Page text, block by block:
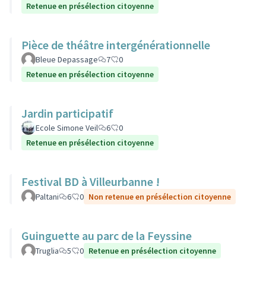
Retenue en présélection citoyenne
Pièce de théâtre intergénérationnelle
Bleue Depassage 7
0
Retenue en présélection citoyenne
Jardin participatif
Ecole Simone Veil 6
0
Retenue en présélection citoyenne
Festival BD à Villeurbanne !
Paltani 6 0 Non retenue en présélection citoyenne
Guinguette au parc de la Feyssine
Truglia 5 0 Retenue en présélection citoyenne